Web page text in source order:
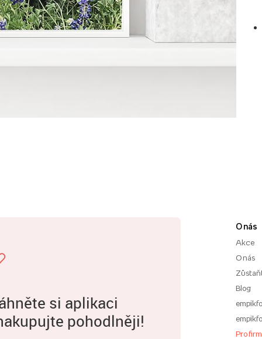
si aplikaci
pohodlněji!
O nás
Akce
O nás
Blog
Pro